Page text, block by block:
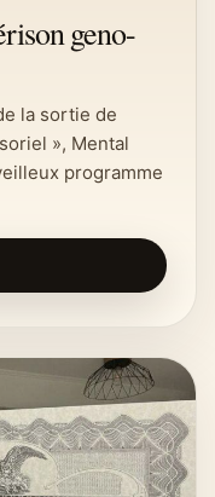
geno-
la sortie de
», Mental
programme